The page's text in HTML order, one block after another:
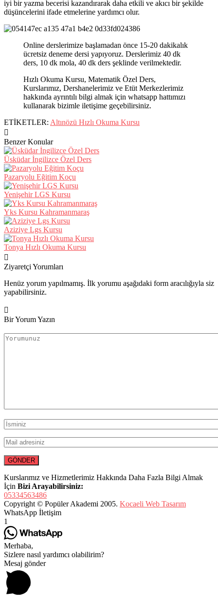
iyi bir yazma becerisi kazandırarak daha etkili ve akıcı bir şekilde
düşüncelerini ifade etmelerine yardımcı olur.
Online derslerimize başlamadan önce 15-20 dakikalık
ücretsiz deneme dersi yapıyoruz. Derslerimiz 40 dk
ders, 10 dk mola, 40 dk ders şeklinde verilmektedir.
Hızlı Okuma Kursu, Matematik Özel Ders,
Kurslarımız, Dershanelerimiz ve Etüt Merkezlerimiz
hakkında ayrıntılı bilgi almak için whatsapp hattımızı
kullanarak bizimle iletişime geçebilirsiniz.
ETİKETLER: Altınözü Hızlı Okuma Kursu
Benzer Konular
Üsküdar İngilizce Özel Ders
Pazaryolu Eğitim Koçu
Yenişehir LGS Kursu
Yks Kursu Kahramanmaraş
Aziziye Lgs Kursu
Tonya Hızlı Okuma Kursu
Ziyaretçi Yorumları
Henüz yorum yapılmamış. İlk yorumu aşağıdaki form aracılığıyla siz
yapabilirsiniz.
Bir Yorum Yazın
Kurslarımız ve Hizmetlerimiz Hakkında Daha Fazla Bilgi Almak
İçin Bizi Arayabilirsiniz:
05334563486
Copyright © Popüler Akademi 2005. Kocaeli Web Tasarım
WhatsApp İletişim
1
Merhaba,
Sizlere nasıl yardımcı olabilirim?
Mesaj gönder